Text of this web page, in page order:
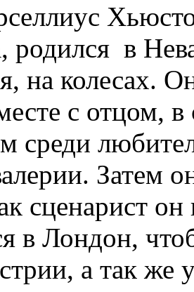
родился в
на колесах.
с отцом,
среди
Затем
сценарист он
в Лондон,
а так же